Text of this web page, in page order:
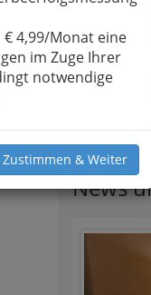
4,99/Monat eine
im Zuge Ihrer
notwendige
Zustimmen & Weiter
Essen
Tipps
News